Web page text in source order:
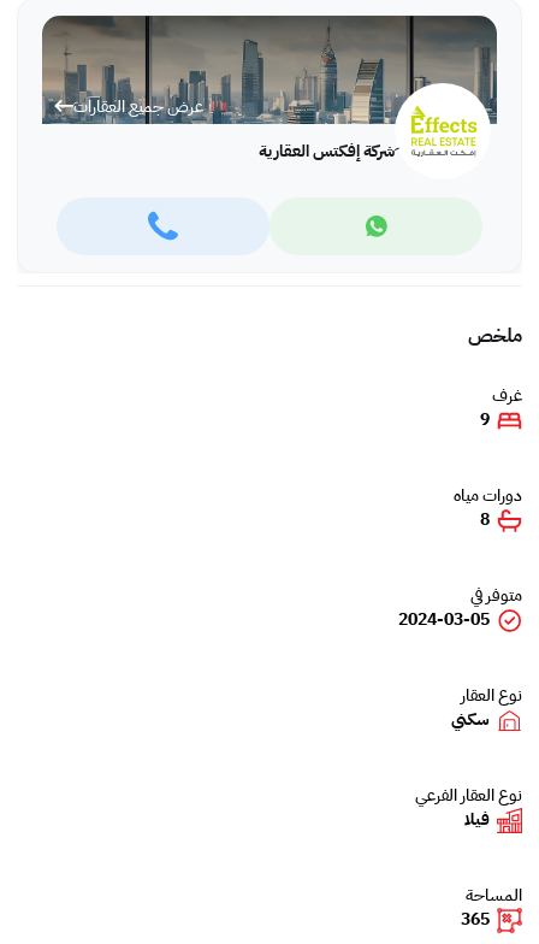
عرض جميع العقارات
ِشركة إفكتس العقارية
ملخص
غرف
9
دورات مياه
8
متوفر في
2024-03-05
نوع العقار
سكني
نوع العقار الفرعي
فيلا
المساحة
365